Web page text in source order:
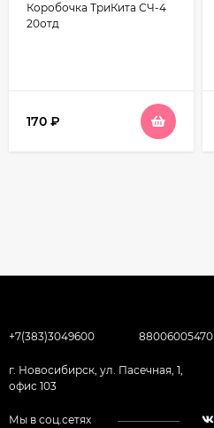
Коробочка ТриКита СЧ-4
20отд
170 ₽
+7(383)3049600 88006005470
г. Новосибирск, ул. Пасечная, 1,
офис 103
Мы в соц.сетях